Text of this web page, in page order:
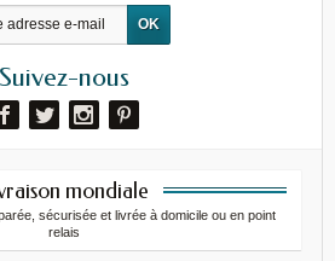
Suivez-nous
mondiale
sécurisée et livrée à domicile ou en point
relais